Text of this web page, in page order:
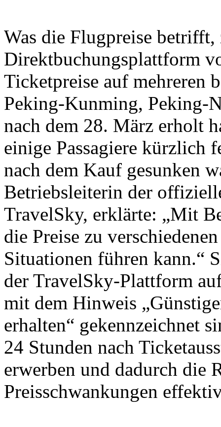
Was die Flugpreise
Direktbuchungsplattform
Ticketpreise auf mehreren
Peking-Kunming, Peking-
nach dem 28. März erholt
einige Passagiere kürzlich
nach dem Kauf gesunken
Betriebsleiterin der
TravelSky, erklärte: „Mit
die Preise zu
Situationen führen kann.“
der TravelSky-Plattform
mit dem Hinweis
erhalten“ gekennzeichnet
24 Stunden nach
erwerben und dadurch die
Preisschwankungen